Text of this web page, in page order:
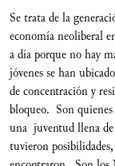
Se trata de la
economía neoliberal
a día porque no hay
jóvenes se han
de concentración y
bloqueo. Son
una juventud llena
tuvieron